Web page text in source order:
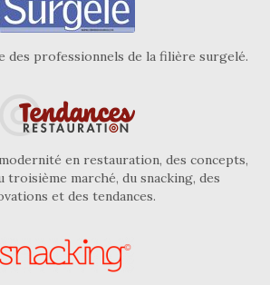
des professionnels de la filière surgelé.
en restauration, des concepts,
troisième marché, du snacking, des
et des tendances.